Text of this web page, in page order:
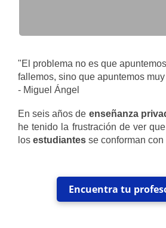
"El problema no es que
fallemos, sino que apuntemos
- Miguel Ángel
En seis años de enseñanza
he tenido la frustración de ver
los estudiantes se conforman con
Encuentra tu